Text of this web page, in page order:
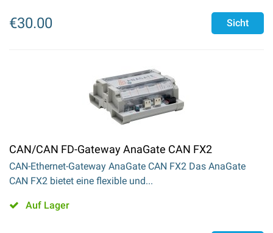
€30.00 Sicht
CAN/CAN FD-Gateway AnaGate CAN FX2
CAN-Ethernet-Gateway AnaGate CAN FX2 Das AnaGate
CAN FX2 bietet eine flexible und...
Auf Lager